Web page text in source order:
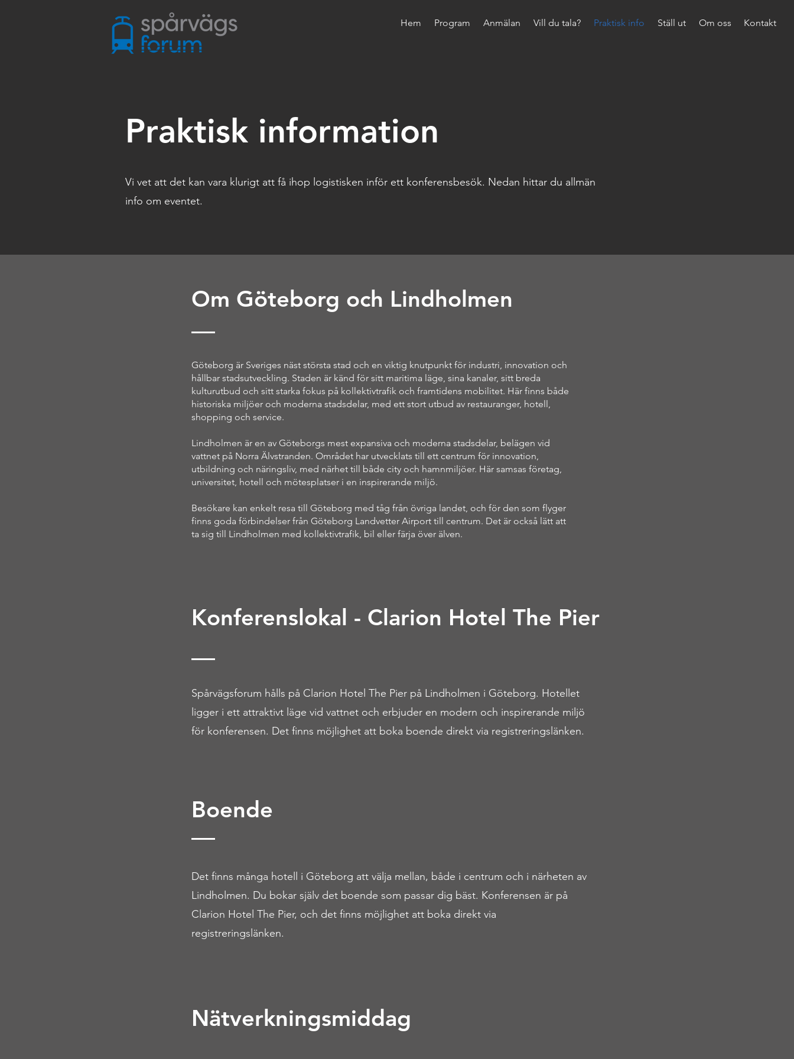
Hem Program Anmälan Vill du tala? Praktisk info Ställ ut Om oss Kontakt
Praktisk information
Vi vet att det kan vara klurigt att få ihop logistisken inför ett konferensbesök. Nedan hittar du allmän
info om eventet.
Om Göteborg och Lindholmen
Göteborg är Sveriges näst största stad och en viktig knutpunkt för industri, innovation och
hållbar stadsutveckling. Staden är känd för sitt maritima läge, sina kanaler, sitt breda
kulturutbud och sitt starka fokus på kollektivtrafik och framtidens mobilitet. Här finns både
historiska miljöer och moderna stadsdelar, med ett stort utbud av restauranger, hotell,
shopping och service.
Lindholmen är en av Göteborgs mest expansiva och moderna stadsdelar, belägen vid
vattnet på Norra Älvstranden. Området har utvecklats till ett centrum för innovation,
utbildning och näringsliv, med närhet till både city och hamnmiljöer. Här samsas företag,
universitet, hotell och mötesplatser i en inspirerande miljö.
Besökare kan enkelt resa till Göteborg med tåg från övriga landet, och för den som flyger
finns goda förbindelser från Göteborg Landvetter Airport till centrum. Det är också lätt att
ta sig till Lindholmen med kollektivtrafik, bil eller färja över älven.
Konferenslokal - Clarion Hotel The Pier
Spårvägsforum hålls på Clarion Hotel The Pier på Lindholmen i Göteborg. Hotellet
ligger i ett attraktivt läge vid vattnet och erbjuder en modern och inspirerande miljö
för konferensen. Det finns möjlighet att boka boende direkt via registreringslänken.
Boende
Det finns många hotell i Göteborg att välja mellan, både i centrum och i närheten av
Lindholmen. Du bokar själv det boende som passar dig bäst. Konferensen är på
Clarion Hotel The Pier, och det finns möjlighet att boka direkt via
registreringslänken.
Nätverkningsmiddag